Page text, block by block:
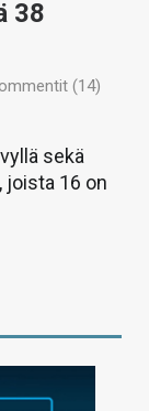
38
(14)
sekä
joista 16 on